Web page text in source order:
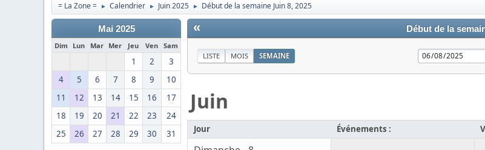
= La Zone = ► Calendrier ► Juin 2025 ► Début de la semaine Juin 8, 2025
Mai 2025
Dim Lun Mar Mer Jeu Ven Sam
1 2
3
4
5 6 7 8 9
10
11
12 13 14 15 16
17
18
19 20 21 22 23
24
25
26 27 28 29 30 31
« Début de la
LISTE MOIS SEMAINE
Juin
Jour Événements :